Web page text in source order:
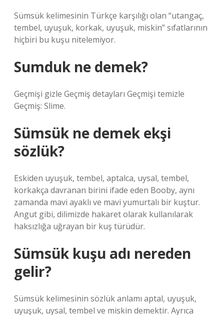
Sümsük kelimesinin Türkçe karşılığı olan “utangaç,
tembel, uyuşuk, korkak, uyuşuk, miskin” sıfatlarının
hiçbiri bu kuşu nitelemiyor.
Sumduk ne demek?
Geçmişi gizle Geçmiş detayları Geçmişi temizle
Geçmiş: Slime.
Sümsük ne demek ekşi
sözlük?
Eskiden uyuşuk, tembel, aptalca, uysal, tembel,
korkakça davranan birini ifade eden Booby, aynı
zamanda mavi ayaklı ve mavi yumurtalı bir kuştur.
Angut gibi, dilimizde hakaret olarak kullanılarak
haksızlığa uğrayan bir kuş türüdür.
Sümsük kuşu adı nereden
gelir?
Sümsük kelimesinin sözlük anlamı aptal, uyuşuk,
uyuşuk, uysal, tembel ve miskin demektir. Ayrıca